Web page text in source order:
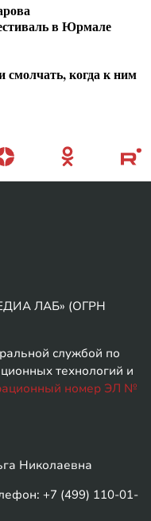
в Юрмале
смолчать, когда к ним
ЛАБ» (ОГРН
службой по
технологий и
номер ЭЛ №
Николаевна
+7 (499) 110-01-